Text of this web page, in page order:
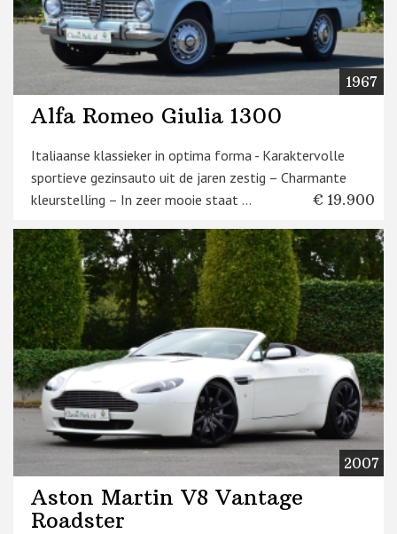
1967
Alfa Romeo Giulia 1300
Italiaanse klassieker in optima forma - Karaktervolle
sportieve gezinsauto uit de jaren zestig – Charmante
kleurstelling – In zeer mooie staat ...
€ 19.900
2007
Aston Martin V8 Vantage
Roadster